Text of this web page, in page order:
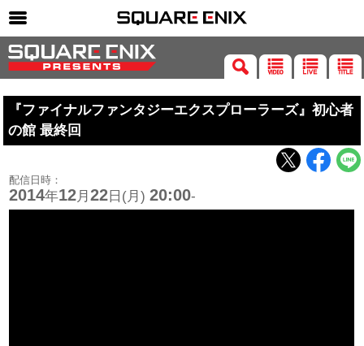
SQUARE ENIX 公式サイトメニュー
マガジン＆ブックス
ミュージック
グッズ
ストア
『ファイナルファンタジーエクスプローラーズ』初心者
の館 最終回
配信日時：
2014年12月22 日(月)20:00-